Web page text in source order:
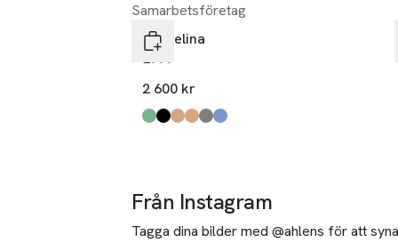
Hoppa över bildspelet
Samarbetsföretag
Pappelina
EFFI
2 600 kr
Produkten finns i färgerna:
army,
black,
charcoal,
mud,
warm grey,
haze,
Från Instagram
Tagga dina bilder med @ahlens för att